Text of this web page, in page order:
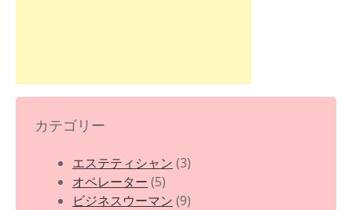
カテゴリー
エステティシャン (3)
オペレーター (5)
ビジネスウーマン (9)